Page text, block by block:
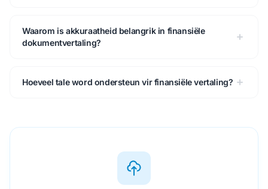
Waarom is akkuraatheid belangrik in finansiële
dokumentvertaling?
Hoeveel tale word ondersteun vir finansiële vertaling?